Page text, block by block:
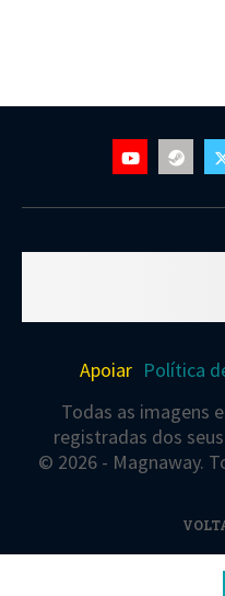
Apoiar Política
Todas as imagens
registradas dos
© 2026 - Magnaway.